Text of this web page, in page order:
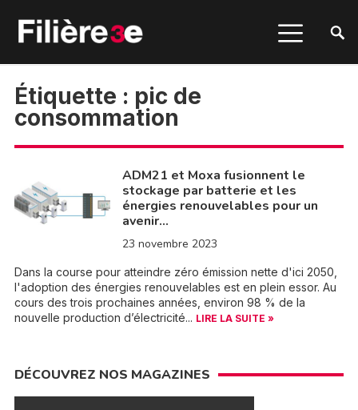
Étiquette : pic de
consommation
ADM21 et Moxa fusionnent le
stockage par batterie et les
énergies renouvelables pour un
avenir…
23 novembre 2023
Dans la course pour atteindre zéro émission nette d'ici 2050,
l'adoption des énergies renouvelables est en plein essor. Au
cours des trois prochaines années, environ 98 % de la
nouvelle production d’électricité... LIRE LA SUITE »
DÉCOUVREZ NOS MAGAZINES